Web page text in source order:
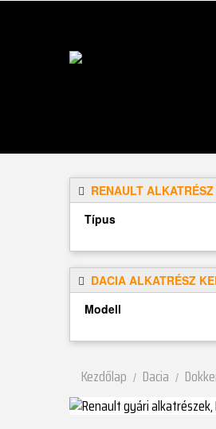
RENAULT
Típus
DACIA ALKATRÉSZ
Modell
Kezdőlap Dacia